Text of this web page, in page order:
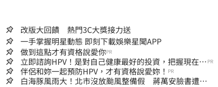
改版大回饋 熱門3C大獎接力送
一手掌握明星動態 即刻下載娛樂星聞APP
做到這點才有資格說愛你PR
立即諮詢HPV！是對自己健康最好的投資，把握現在不
嫌晚！
PR
伴侶和妳一起預防HPV，才有資格說愛妳！ PR
白海豚風雨大！北市沒放颱風整備假 蔣萬安臉書遭網